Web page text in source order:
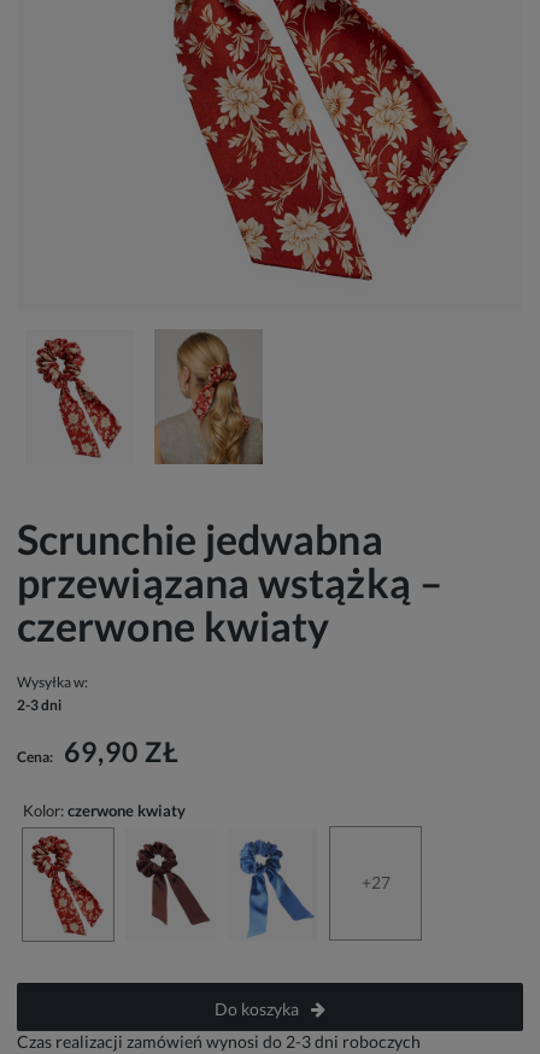
Scrunchie jedwabna
przewiązana wstążką –
czerwone kwiaty
Wysyłka w:
2-3 dni
Cena: 69,90 ZŁ
Kolor:czerwone kwiaty
+27
Do koszyka
Czas realizacji zamówień wynosi do 2-3 dni roboczych